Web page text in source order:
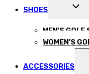
SHOES
MEN’S GOLF
WOMEN’S
ACCESSORIES